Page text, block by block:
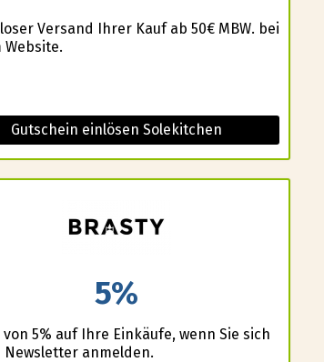
Versand Ihrer Kauf ab 50€ MBW. bei
Website.
Gutschein einlösen Solekitchen
5%
5% auf Ihre Einkäufe, wenn Sie sich
Newsletter anmelden.